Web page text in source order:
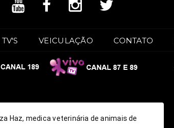
TV'S VEICULAÇÃO CONTATO
Haz, medica veterinária de animais de